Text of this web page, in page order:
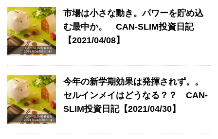
市場は小さな動き。パワーを貯め込
む最中か。 CAN-SLIM投資日記
【2021/04/08】
今年の新学期効果は発揮されず。。
セルインメイはどうなる？？ CAN-
SLIM投資日記【2021/04/30】